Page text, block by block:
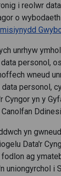
i reolwr
o
unrhyw
personol,
wneud
personol,
Cyngor yn y
yn
Data'r
ag
uniongyrchol i